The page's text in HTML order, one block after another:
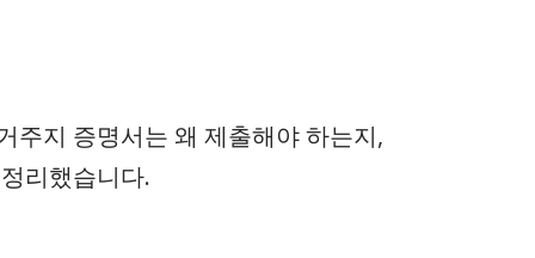
주지 증명서는 왜 제출해야 하는지,
리했습니다.